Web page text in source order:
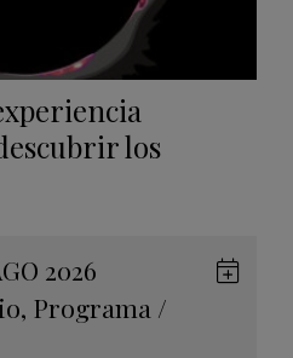
los
2026
, Programa /